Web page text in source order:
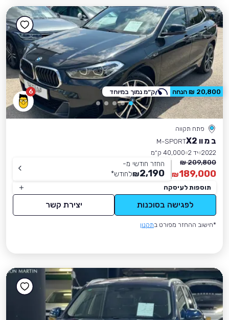
6
פתח תקווה
ב מ וו X2
M-SPORT
2022 יד 2
40,000 ק״מ
209,800 ₪
189,000
₪
החזר חודשי מ-
2,190
₪לחודש*
תוספות לעיסקה
לפגישה בסוכנות יצירת קשר
*חישוב ההחזר מפורט בתקנון
20,800 ₪ הנחה ק״מ נמוך במיוחד